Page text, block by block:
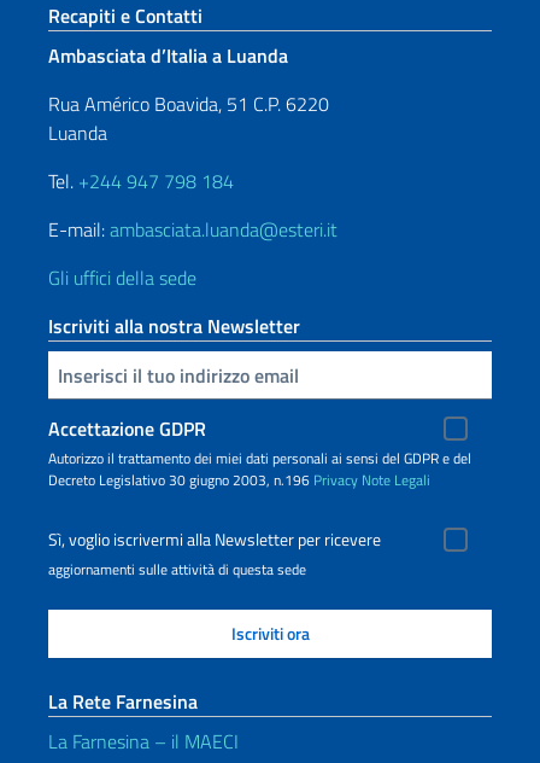
Sezione footer
Recapiti e Contatti
Ambasciata d’Italia a Luanda
Rua Américo Boavida, 51 C.P. 6220
Luanda
Tel. +244 947 798 184
E-mail:ambasciata.luanda@esteri.it
Gli uffici della sede
Iscriviti alla nostra Newsletter
Inserisci la tua email
Accettazione GDPR
Autorizzo il trattamento dei miei dati personali ai sensi del GDPR e del
Decreto Legislativo 30 giugno 2003, n.196 Privacy Note Legali
Sì, voglio iscrivermi alla Newsletter per ricevere
aggiornamenti sulle attività di questa sede
La Rete Farnesina
La Farnesina – il MAECI